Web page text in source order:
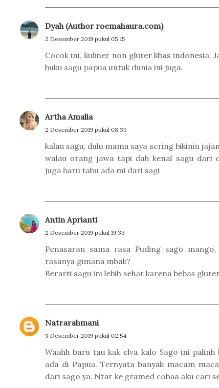
Dyah (Author roemahaura.com)
2 Desember 2019 pukul 05.15
Cocok ini, kuliner non gluter khas indonesia.
buku sagu papua untuk dunia ini juga.
Artha Amalia
2 Desember 2019 pukul 08.39
kalau sagu, dulu mama saya sering bikinin
walau orang jawa tapi dah kenal sagu dari
juga baru tahu ada mi dari sagi
Antin Aprianti
2 Desember 2019 pukul 19.33
Penasaran sama rasa Puding sago
rasanya gimana mbak?
Berarti sagu ini lebih sehat karena bebas
Natrarahmani
3 Desember 2019 pukul 02.54
Waahh baru tau kak elva kalo Sago ini palinh
ada di Papua. Ternyata banyak macam
dari sago ya. Ntar ke gramed cobaa aku cari